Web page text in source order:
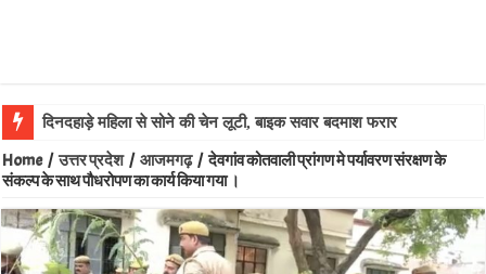
ल
Home / उत्तर प्रदेश / आजमगढ़ / देवगांव कोतवाली प्रांगण मे पर्यावरण संरक्षण के
संकल्प के साथ पौधरोपण का कार्य किया गया ।